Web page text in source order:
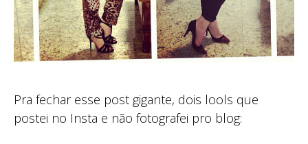
Pra fechar esse post gigante, dois lools que
postei no Insta e não fotografei pro blog: